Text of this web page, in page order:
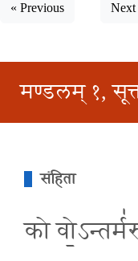
« Previous Next
मण्डलम् १,
संहिता
को